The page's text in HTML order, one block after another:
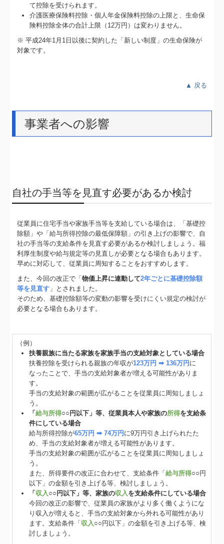
て控除を受けられます。
介護医療保険料控除・個人年金保険料控除の上限と、生命保
険料控除全体の合計上限（12万円）は変わりません。
※ 平成24年1月1日以後に契約した「新しい制度」の生命保険が
対象です。
▲ 戻る
事業者への影響
自社の手当等を見直す必要があるか検討
従業員に住宅手当や家族手当等を支給している場合は、「基礎控
除額」や「給与所得控除の最低保障額」の引き上げの影響で、自
社の手当等の支給条件を見直す必要があるか検討しましょう。福
利厚生制度や給与規定等の見直しが必要となる場合もあります。
早めに対応して、従業員に周知することをおすすめします。
また、今回の改正で「物価上昇に連動して2年ごとに基礎控除額
等を見直す 」とされました。
そのため、基礎控除額等の変動の影響を受けにくい規定の検討が
必要となる場合もあります。
（例）
扶養親族に当たる家族を家族手当の支給対象としている場合
扶養控除を受けられる親族の年収が123万円 ➡ 136万円 に
なったことで、手当の支給対象者が増える可能性がありま
す。
手当の支給対象の範囲が広がることを従業員に周知しましょ
う。
「給与所得○○円以下」等、従業員本人や家族の所得を支給条
件にしている場合
給与所得控除が65万円 ➡ 74万円 に9万円引き上げられたた
め、手当の支給対象者が増える可能性があります。
手当の支給対象の範囲が広がることを従業員に周知しましょ
う。
また、所得要件の改正に合わせて、支給条件「給与所得○○円
以下」の金額を引き上げる等、検討しましょう。
「 収入○○円以下」等、家族の収入を支給条件にしている場合
今回の改正の影響で、従業員の家族がより多く働くようにな
り収入が増えると、手当の支給対象から外れる可能性があり
ます。支給条件「 収入○○円以下」の金額を引き上げる等、検
討しましょう。